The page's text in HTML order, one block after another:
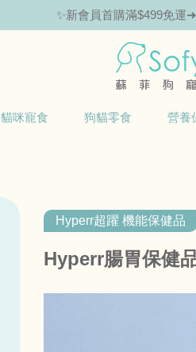
✨新會員首購滿$499免運
🎁Hello新朋友！完成註
貓咪寵食 狗貓零食 營養
Hyperr超躍 機能保健品
Hyperr腸胃保健